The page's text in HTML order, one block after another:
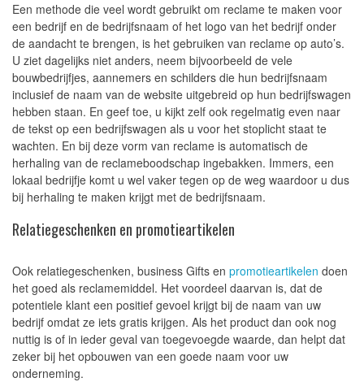
Een methode die veel wordt gebruikt om reclame te maken voor
een bedrijf en de bedrijfsnaam of het logo van het bedrijf onder
de aandacht te brengen, is het gebruiken van reclame op auto’s.
U ziet dagelijks niet anders, neem bijvoorbeeld de vele
bouwbedrijfjes, aannemers en schilders die hun bedrijfsnaam
inclusief de naam van de website uitgebreid op hun bedrijfswagen
hebben staan. En geef toe, u kijkt zelf ook regelmatig even naar
de tekst op een bedrijfswagen als u voor het stoplicht staat te
wachten. En bij deze vorm van reclame is automatisch de
herhaling van de reclameboodschap ingebakken. Immers, een
lokaal bedrijfje komt u wel vaker tegen op de weg waardoor u dus
bij herhaling te maken krijgt met de bedrijfsnaam.
Relatiegeschenken en promotieartikelen
Ook relatiegeschenken, business Gifts en promotieartikelen doen
het goed als reclamemiddel. Het voordeel daarvan is, dat de
potentiele klant een positief gevoel krijgt bij de naam van uw
bedrijf omdat ze iets gratis krijgen. Als het product dan ook nog
nuttig is of in ieder geval van toegevoegde waarde, dan helpt dat
zeker bij het opbouwen van een goede naam voor uw
onderneming.